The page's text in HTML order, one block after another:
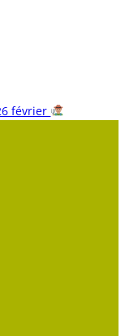
février